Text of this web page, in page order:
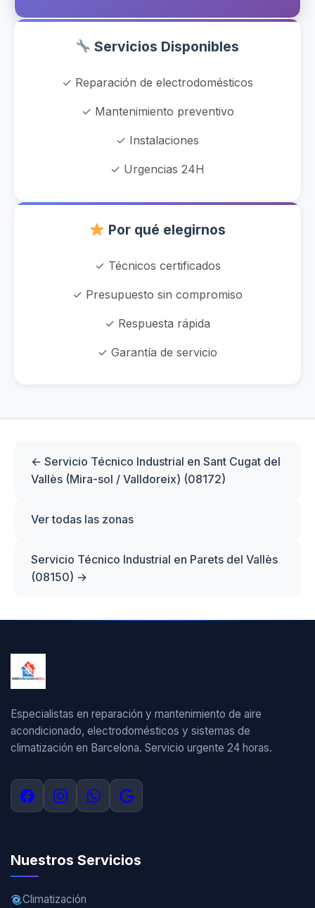
Servicios Disponibles
✓ Reparación de electrodomésticos
✓ Mantenimiento preventivo
✓ Instalaciones
✓ Urgencias 24H
Por qué elegirnos
✓ Técnicos certificados
✓ Presupuesto sin compromiso
✓ Respuesta rápida
✓ Garantía de servicio
← Servicio Técnico Industrial en Sant Cugat del
Vallès (Mira-sol / Valldoreix) (08172)
Ver todas las zonas
Servicio Técnico Industrial en Parets del Vallès
(08150) →
Especialistas en reparación y mantenimiento de aire
acondicionado, electrodomésticos y sistemas de
climatización en Barcelona. Servicio urgente 24 horas.
Nuestros Servicios
Climatización